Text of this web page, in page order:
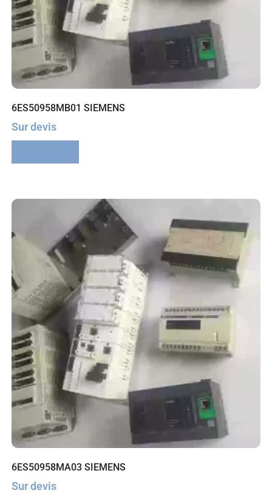
6ES50958MB01 SIEMENS
Sur devis
6ES50958MA03 SIEMENS
Sur devis